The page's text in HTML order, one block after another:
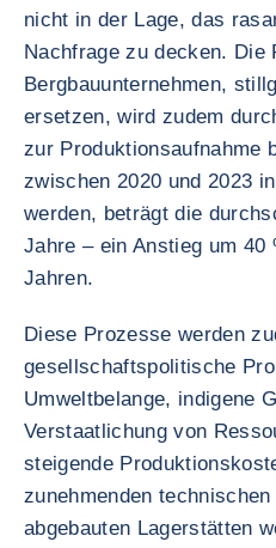
nicht in der Lage, das
Nachfrage zu decken. Die
Bergbauunternehmen,
ersetzen, wird zudem
zur Produktionsaufnahme
zwischen 2020 und 2023
werden, beträgt die
Jahre – ein Anstieg um
Jahren.
Diese Prozesse werden
gesellschaftspolitische
Umweltbelange, indigene
Verstaatlichung von
steigende
zunehmenden
abgebauten Lagerstätten